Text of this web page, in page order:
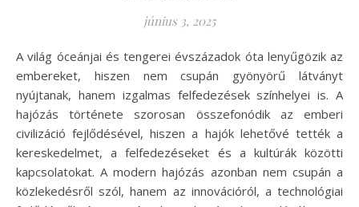
június 3, 2025
A világ óceánjai és tengerei évszázadok óta lenyűgözik az
embereket, hiszen nem csupán gyönyörű látványt
nyújtanak, hanem izgalmas felfedezések színhelyei is. A
hajózás története szorosan összefonódik az emberi
civilizáció fejlődésével, hiszen a hajók lehetővé tették a
kereskedelmet, a felfedezéseket és a kultúrák közötti
kapcsolatokat. A modern hajózás azonban nem csupán a
közlekedésről szól, hanem az innovációról, a technológiai